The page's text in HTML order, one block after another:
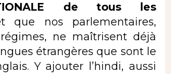
de tous les
que nos parlementaires,
ne maîtrisent déjà
étrangères que sont le
Y ajouter l’hindi, aussi